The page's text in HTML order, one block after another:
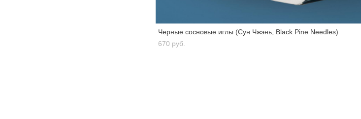
Черные сосновые иглы (Сун Чжэнь, Black Pine Needles)
670 pуб.